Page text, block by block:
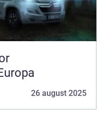
26 august 2025